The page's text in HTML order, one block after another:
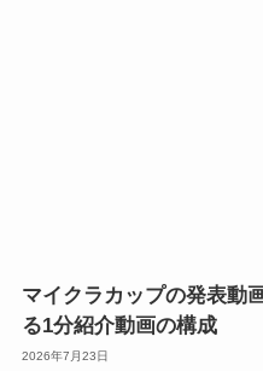
マイクラカップの発表動
る1分紹介動画の構成
2026年7月23日